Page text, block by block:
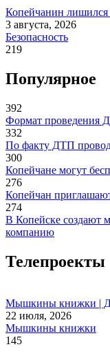
Копейчанин
3 августа, 2026
Безопасность
219
Популярное
392
Формат проведения
332
По факту ДТП
300
Копейчане могут
276
Копейчан
274
В Копейске создают
компанию
Телепроекты
Мышкины книжки |
22 июля, 2026
Мышкины книжки
145